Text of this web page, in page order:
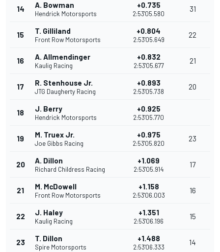
14 A. Bowman
Hendrick Motorsports
+0.735
2:53'05.580
31
15 T. Gilliland
Front Row Motorsports
+0.804
2:53'05.649
22
16 A. Allmendinger
Kaulig Racing
+0.832
2:53'05.677
21
17 R. Stenhouse Jr.
JTG Daugherty Racing
+0.893
2:53'05.738
20
18 J. Berry
Hendrick Motorsports
+0.925
2:53'05.770
19 M. Truex Jr.
Joe Gibbs Racing
+0.975
2:53'05.820
23
20 A. Dillon
Richard Childress Racing
+1.069
2:53'05.914
17
21 M. McDowell
Front Row Motorsports
+1.158
2:53'06.003
16
22 J. Haley
Kaulig Racing
+1.351
2:53'06.196
15
23 T. Dillon
Spire Motorsports
+1.488
2:53'06.333
14